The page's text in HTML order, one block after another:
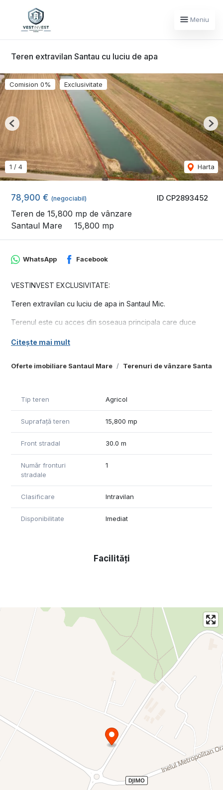
Meniu
Teren extravilan Santau cu luciu de apa
ID CP2893452
78,900 € (negociabil)
Teren de 15,800 mp de vânzare
Santaul Mare
15,800 mp
Comision 0% Exclusivitate
1 / 4 Harta
Previous
Oferte imobiliare Santaul Mare Terenuri de vânzare Santaul
WhatsApp Facebook
VESTINVEST EXCLUSIVITATE:
Teren extravilan cu luciu de apa in Santaul Mic.
Terenul este cu acces din soseaua principala care duce
Este pretabil pentru balta de pescuit sau amenajat pentru
Utilitatile sunt la o distanta de cateva sute de metri.
La o distanta de 80 ml se afla si un alt teren de 27.000 partial
cu luciu de apa disponibil pentru vanzare.
Pret: 78.900 euro (5 euro/mp) negociabil
id intern: 463
Citește mai mult
Tip teren Agricol
Suprafață teren 15,800 mp
Front stradal 30.0 m
Număr fronturi
stradale
1
Clasificare Intravilan
Disponibilitate Imediat
Facilități